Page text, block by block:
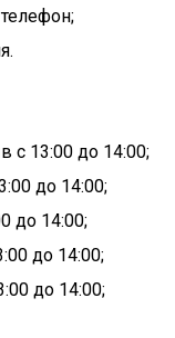
с 13:00 до 14:00;
до 14:00;
до 14:00;
до 14:00;
до 14:00;